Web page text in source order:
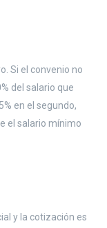
Si el convenio no
del salario que
en el segundo,
el salario mínimo
y la cotización es